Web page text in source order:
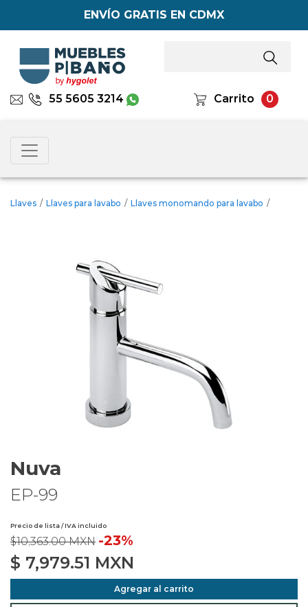
ENVÍO GRATIS EN CDMX
55 5605 3214 Carrito 0
Llaves / Llaves para lavabo / Llaves monomando para lavabo /
Nuva
EP-99
Precio de lista / IVA incluido
$10,363.00 MXN -23%
$ 7,979.51 MXN
Agregar al carrito